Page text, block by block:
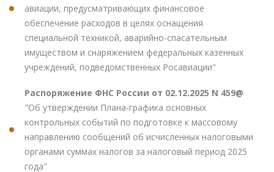
авиации, предусматривающих финансовое
обеспечение расходов в целях оснащения
специальной техникой, аварийно-спасательным
имуществом и снаряжением федеральных казенных
учреждений, подведомственных Росавиации"
Распоряжение ФНС России от 02.12.2025 N 459@
"Об утверждении Плана-графика основных
контрольных событий по подготовке к массовому
направлению сообщений об исчисленных налоговыми
органами суммах налогов за налоговый период 2025
года"